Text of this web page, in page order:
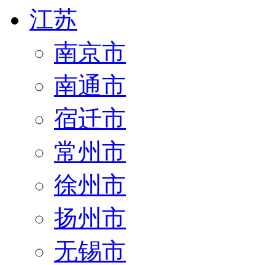
江苏
南京市
南通市
宿迁市
常州市
徐州市
扬州市
无锡市